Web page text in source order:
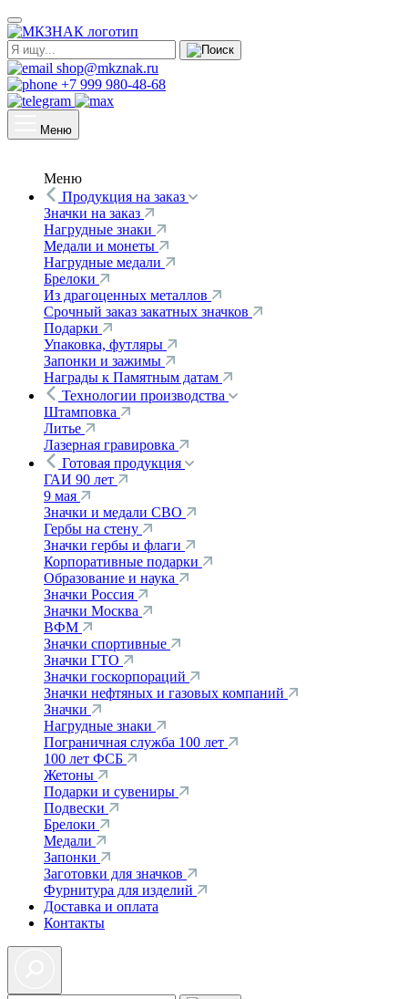
shop@mkznak.ru
+7 999 980-48-68
Меню
Меню
Продукция на заказ
Значки на заказ
Нагрудные знаки
Медали и монеты
Нагрудные медали
Брелоки
Из драгоценных металлов
Срочный заказ закатных значков
Подарки
Упаковка, футляры
Запонки и зажимы
Награды к Памятным датам
Технологии производства
Штамповка
Литье
Лазерная гравировка
Готовая продукция
ГАИ 90 лет
9 мая
Значки и медали СВО
Гербы на стену
Значки гербы и флаги
Корпоративные подарки
Образование и наука
Значки Россия
Значки Москва
ВФМ
Значки спортивные
Значки ГТО
Значки госкорпораций
Значки нефтяных и газовых компаний
Значки
Нагрудные знаки
Пограничная служба 100 лет
100 лет ФСБ
Жетоны
Подарки и сувениры
Подвески
Брелоки
Медали
Запонки
Заготовки для значков
Фурнитура для изделий
Доставка и оплата
Контакты